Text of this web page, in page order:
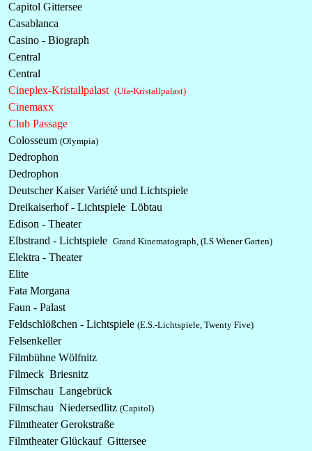
Capitol Gittersee
Casablanca
Casino - Biograph
Central
Central
Cineplex-Kristallpalast (Ufa-Kristallpalast)
Cinemaxx
Club Passage
Colosseum (Olympia)
Dedrophon
Dedrophon
Deutscher Kaiser Variété und Lichtspiele
Dreikaiserhof - Lichtspiele Löbtau
Edison - Theater
Elbstrand - Lichtspiele Grand Kinematograph, (LS Wiener Garten)
Elektra - Theater
Elite
Fata Morgana
Faun - Palast
Feldschlößchen - Lichtspiele (E.S.-Lichtspiele, Twenty Five)
Felsenkeller
Filmbühne Wölfnitz
Filmeck Briesnitz
Filmschau Langebrück
Filmschau Niedersedlitz (Capitol)
Filmtheater Gerokstraße
Filmtheater Glückauf Gittersee